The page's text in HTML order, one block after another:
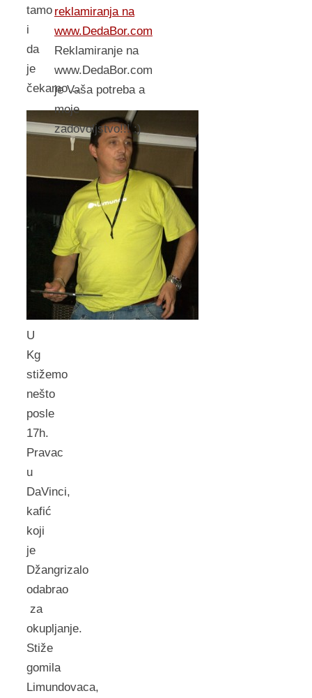
tamo
i
da
je
čekamo…
U
Kg
stižemo
nešto
posle
17h.
Pravac
u
DaVinci,
kafić
koji
je
Džangrizalo
odabrao
za
okupljanje.
Stiže
gomila
Limundovaca,
reklamiranja na
www.DedaBor.com
Reklamiranje na
www.DedaBor.com
je Vaša potreba a
moje
zadovoljstvo!!! :)